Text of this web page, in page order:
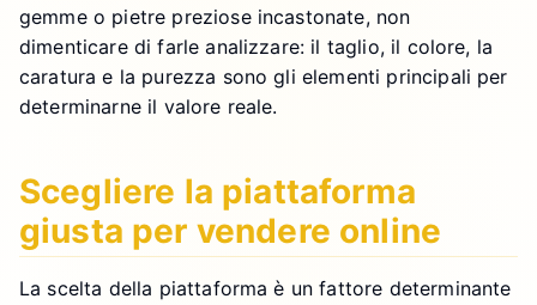
gemme o pietre preziose incastonate, non
dimenticare di farle analizzare: il taglio, il colore, la
caratura e la purezza sono gli elementi principali per
determinarne il valore reale.
Scegliere la piattaforma
giusta per vendere online
La scelta della piattaforma è un fattore determinante